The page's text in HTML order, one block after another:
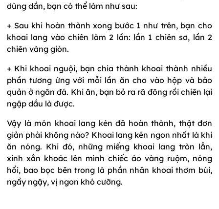
dùng dần, bạn có thể làm như sau:
+ Sau khi hoàn thành xong bước 1 như trên, bạn cho
khoai lang vào chiên làm 2 lần: lần 1 chiên sơ, lần 2
chiên vàng giòn.
+ Khi khoai nguội, bạn chia thành khoai thành nhiều
phần tương ứng với mỗi lần ăn cho vào hộp và bảo
quản ở ngăn đá. Khi ăn, bạn bỏ ra rã đông rồi chiên lại
ngập dầu là được.
Vậy là món khoai lang kén đã hoàn thành, thật đơn
giản phải không nào? Khoai lang kén ngon nhất là khi
ăn nóng. Khi đó, những miếng khoai lang tròn lẳn,
xinh xắn khoác lên mình chiếc áo vàng ruộm, nóng
hổi, bao bọc bên trong là phần nhân khoai thơm bùi,
ngầy ngậy, vị ngon khó cưỡng.